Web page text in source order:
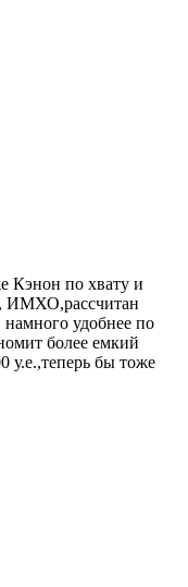
Кэнон по хвату и
ИМХО,рассчитан
удобнее по
более емкий
у.е.,теперь бы тоже